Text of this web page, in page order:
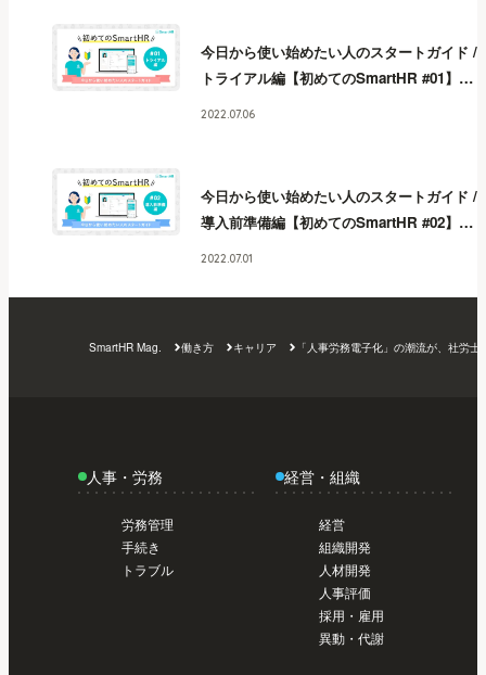
今日から使い始めたい人のスタートガイド /
トライアル編【初めてのSmartHR #01】 今
日から使い始めたい人のスタートガイド /
トライアル編【初めてのSmartHR #01】 今
日から使い始めたい人のスタートガイド /
トライアル編【初めてのSmartHR #01】
2022.07.06
今日から使い始めたい人のスタートガイド /
導入前準備編【初めてのSmartHR #02】 今
日から使い始めたい人のスタートガイド /
日から使い始めたい人のスタートガイド /
導入前準備編【初めてのSmartHR #02】
導入前準備編【初めてのSmartHR #02】
2022.07.01
SmartHR Mag. 働き方 キャリア 「人事労務電子化」の潮流が、社労
人事・労務
労務管理
手続き
トラブル
経営・組織
経営
組織開発
人材開発
人事評価
採用・雇用
異動・代謝